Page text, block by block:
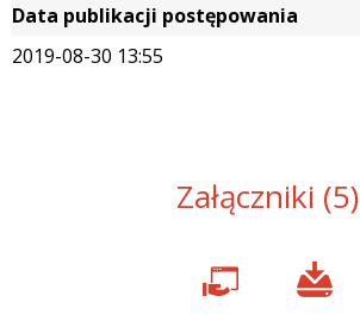
Data publikacji postępowania
2019-08-30 13:55
Załączniki (5)